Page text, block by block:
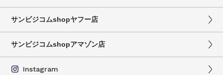
サンビジコムshopヤフー店
サンビジコムshopアマゾン店
Instagram